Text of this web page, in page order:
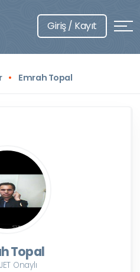
Giriş / Kayıt
Emrah Topal
Topal
Onaylı